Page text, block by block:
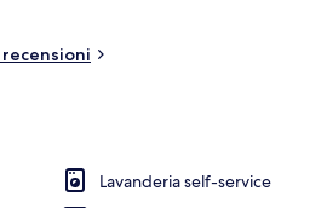
gentile della struttura.
Lavanderia self-service